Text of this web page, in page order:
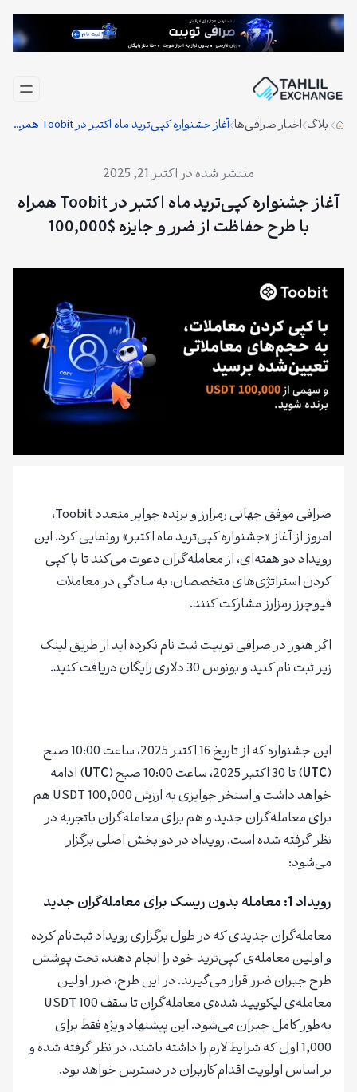
رفتن
بلاگ اخبار صرافی‌ها آغاز جشنواره کپی‌ترید ماه اکتبر در Toobit همراه با طرح حفاظت از ضرر و جایزه $100,000
اکتبر 21, 2025
آغاز جشنواره کپی‌ترید ماه اکتبر در Toobit همراه
با طرح حفاظت از ضرر و جایزه $100,000
صرافی موفق جهانی رمزارز و برنده جوایز متعدد Toobit،
امروز از آغاز «جشنواره کپی‌ترید ماه اکتبر» رونمایی کرد. این
رویداد دو هفته‌ای، از معامله‌گران دعوت می‌کند تا با کپی
کردن استراتژی‌های متخصصان، به سادگی در معاملات
فیوچرز رمزارز مشارکت کنند.
اگر هنوز در صرافی توبیت ثبت نام نکرده اید از طریق لینک
زیر ثبت نام کنید و بونوس 30 دلاری رایگان دریافت کنید.
این جشنواره که از تاریخ 16 اکتبر 2025، ساعت 10:00 صبح
(
UTC) تا 30 اکتبر 2025، ساعت 10:00 صبح ( UTC) ادامه
خواهد داشت و استخر جوایزی به ارزش 100,000 USDT هم
برای معامله‌گران جدید و هم برای معامله‌گران باتجربه در
نظر گرفته شده است. رویداد در دو بخش اصلی برگزار
می‌شود:
رویداد 1: معامله بدون ریسک برای معامله‌گران جدید
معامله‌گران جدیدی که در طول برگزاری رویداد ثبت‌نام کرده
و اولین معامله‌ی کپی‌ترید خود را انجام دهند، تحت پوشش
طرح جبران ضرر قرار می‌گیرند. در این طرح، ضرر اولین
معامله‌ی لیکویید شده‌ی معامله‌گران تا سقف 100 USDT
به‌طور کامل جبران می‌شود. این پیشنهاد ویژه فقط برای
1,000 اول که شرایط لازم را داشته باشند، در نظر گرفته شده و
بر اساس اولویت اقدام کاربران در دسترس خواهد بود.